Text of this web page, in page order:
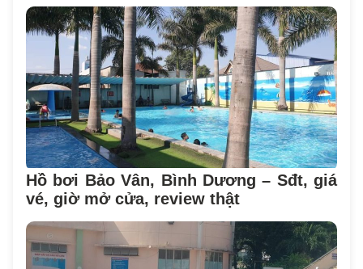
Hồ bơi Bảo Vân, Bình Dương – Sđt, giá
vé, giờ mở cửa, review thật